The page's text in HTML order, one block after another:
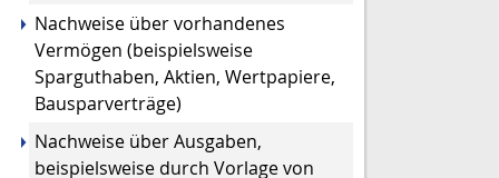
Nachweise über vorhandenes
Vermögen (beispielsweise
Sparguthaben, Aktien, Wertpapiere,
Bausparverträge)
Nachweise über Ausgaben,
beispielsweise durch Vorlage von